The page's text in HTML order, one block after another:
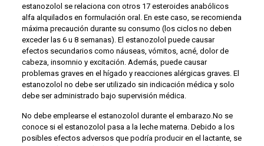
estanozolol se relaciona con otros 17 esteroides anabólicos
alfa alquilados en formulación oral. En este caso, se recomienda
máxima precaución durante su consumo (los ciclos no deben
exceder las 6 u 8 semanas). El estanozolol puede causar
efectos secundarios como náuseas, vómitos, acné, dolor de
cabeza, insomnio y excitación. Además, puede causar
problemas graves en el hígado y reacciones alérgicas graves. El
estanozolol no debe ser utilizado sin indicación médica y solo
debe ser administrado bajo supervisión médica.
No debe emplearse el estanozolol durante el embarazo.No se
conoce si el estanozolol pasa a la leche materna. Debido a los
posibles efectos adversos que podría producir en el lactante, se